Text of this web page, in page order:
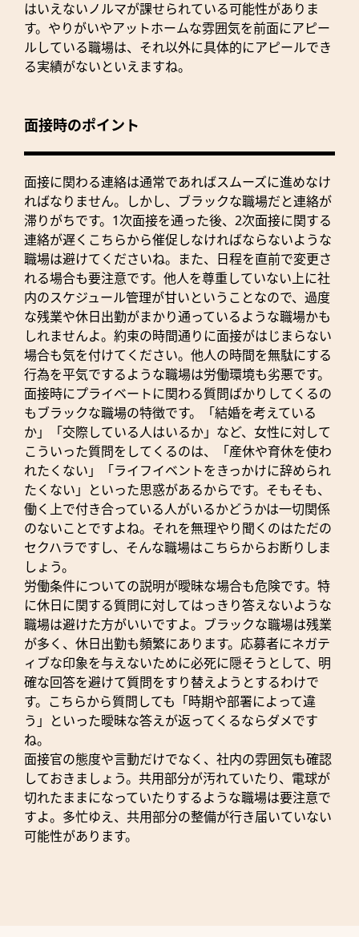
はいえないノルマが課せられている可能性がありま
す。やりがいやアットホームな雰囲気を前面にアピー
ルしている職場は、それ以外に具体的にアピールでき
る実績がないといえますね。
面接時のポイント
面接に関わる連絡は通常であればスムーズに進めなけ
ればなりません。しかし、ブラックな職場だと連絡が
滞りがちです。1次面接を通った後、2次面接に関する
連絡が遅くこちらから催促しなければならないような
職場は避けてくださいね。また、日程を直前で変更さ
れる場合も要注意です。他人を尊重していない上に社
内のスケジュール管理が甘いということなので、過度
な残業や休日出勤がまかり通っているような職場かも
しれませんよ。約束の時間通りに面接がはじまらない
場合も気を付けてください。他人の時間を無駄にする
行為を平気でするような職場は労働環境も劣悪です。
面接時にプライベートに関わる質問ばかりしてくるの
もブラックな職場の特徴です。「結婚を考えている
か」「交際している人はいるか」など、女性に対して
こういった質問をしてくるのは、「産休や育休を使わ
れたくない」「ライフイベントをきっかけに辞められ
たくない」といった思惑があるからです。そもそも、
働く上で付き合っている人がいるかどうかは一切関係
のないことですよね。それを無理やり聞くのはただの
セクハラですし、そんな職場はこちらからお断りしま
しょう。
労働条件についての説明が曖昧な場合も危険です。特
に休日に関する質問に対してはっきり答えないような
職場は避けた方がいいですよ。ブラックな職場は残業
が多く、休日出勤も頻繁にあります。応募者にネガテ
ィブな印象を与えないために必死に隠そうとして、明
確な回答を避けて質問をすり替えようとするわけで
す。こちらから質問しても「時期や部署によって違
う」といった曖昧な答えが返ってくるならダメです
ね。
面接官の態度や言動だけでなく、社内の雰囲気も確認
しておきましょう。共用部分が汚れていたり、電球が
切れたままになっていたりするような職場は要注意で
すよ。多忙ゆえ、共用部分の整備が行き届いていない
可能性があります。